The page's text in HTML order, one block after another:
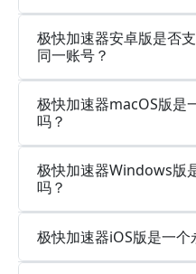
极快加速器安卓版是否
同一账号？
极快加速器macOS版是
吗？
极快加速器Windows版
吗？
极快加速器iOS版是一个